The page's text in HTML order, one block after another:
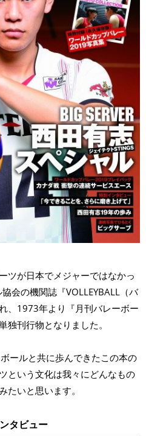
ツが日本でメジャーではなかっ
会の機関誌『VOLLEYBALL（バ
、1973年より『月刊バレーボー
独刊行物となりました。
ールと共に歩んできたこの本の
という文化は我々にどんなもの
たいと思います。
タビュー